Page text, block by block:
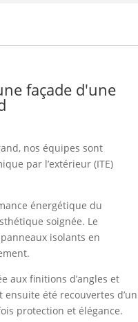
façade d'une
nos équipes sont
par l’extérieur (ITE)
énergétique du
soignée. Le
isolants en
aux finitions d’angles et
été recouvertes d’un
protection et élégance.